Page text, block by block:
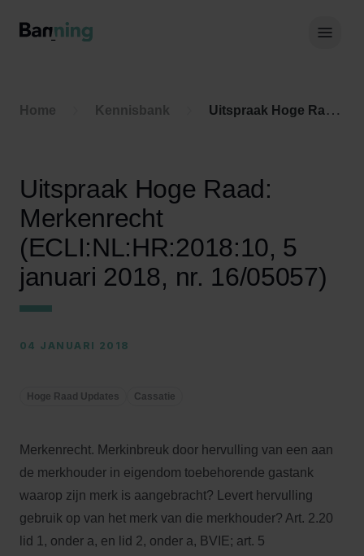
Home Kennisbank Uitspraak Hoge Raad: Merkenrecht (ECLI:NL:HR:2018:10, 5 januari 2018, nr. 16/05057)
Uitspraak Hoge Raad:
Merkenrecht
(ECLI:NL:HR:2018:10, 5
januari 2018, nr. 16/05057)
04 JANUARI 2018
Hoge Raad Updates Cassatie
Merkenrecht. Merkinbreuk door hervulling van een aan
de merkhouder in eigendom toebehorende gastank
waarop zijn merk is aangebracht? Levert hervulling
gebruik op van het merk van die merkhouder? Art. 2.20
lid 1, onder a, en lid 2, onder a, BVIE; art. 5